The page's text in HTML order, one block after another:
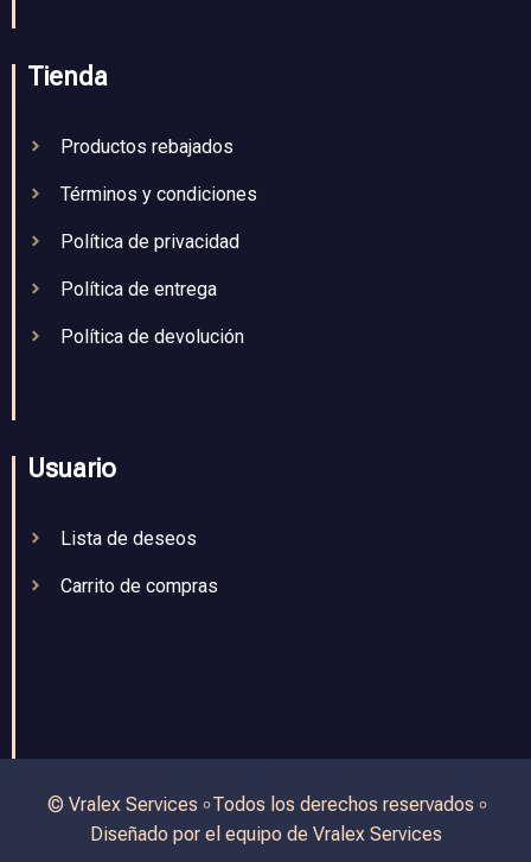
Tienda
Productos rebajados
Términos y condiciones
Política de privacidad
Política de entrega
Política de devolución
Usuario
Lista de deseos
Carrito de compras
© Vralex Services ৹ Todos los derechos reservados ৹
Diseñado por el equipo de Vralex Services